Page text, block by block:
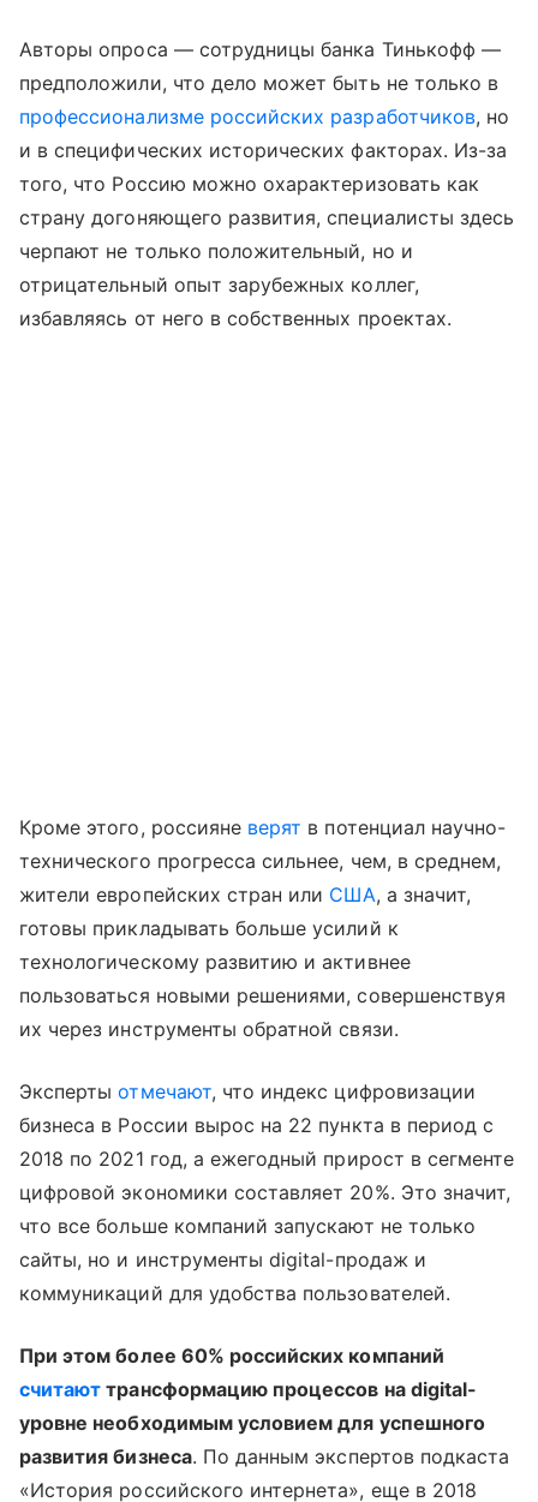
Авторы опроса — сотрудницы банка Тинькофф —
предположили, что дело может быть не только в
профессионализме российских разработчиков, но
и в специфических исторических факторах. Из-за
того, что Россию можно охарактеризовать как
страну догоняющего развития, специалисты здесь
черпают не только положительный, но и
отрицательный опыт зарубежных коллег,
избавляясь от него в собственных проектах.
Кроме этого, россияне верят в потенциал научно-
технического прогресса сильнее, чем, в среднем,
жители европейских стран или США, а значит,
готовы прикладывать больше усилий к
технологическому развитию и активнее
пользоваться новыми решениями, совершенствуя
их через инструменты обратной связи.
Экспертыотмечают, что индекс цифровизации
бизнеса в России вырос на 22 пункта в период с
2018 по 2021 год, а ежегодный прирост в сегменте
цифровой экономики составляет 20%. Это значит,
что все больше компаний запускают не только
сайты, но и инструменты digital-продаж и
коммуникаций для удобства пользователей.
При этом более 60% российских компаний
считают трансформацию процессов на digital-
уровне необходимым условием для успешного
развития бизнеса. По данным экспертов подкаста
«История российского интернета», еще в 2018